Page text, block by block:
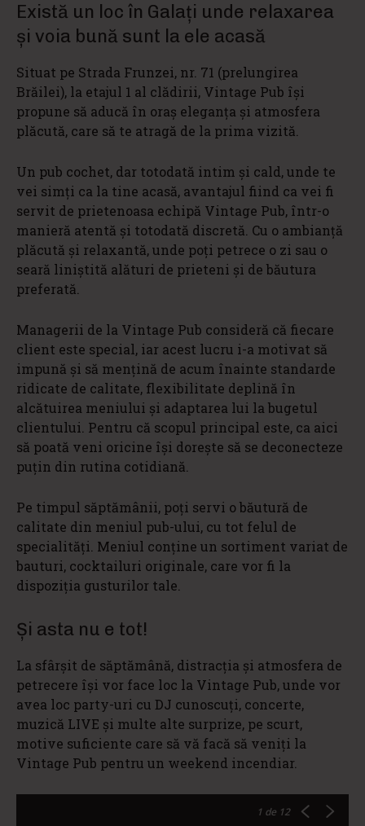
Există un loc în Galați unde relaxarea
și voia bună sunt la ele acasă
Situat pe Strada Frunzei, nr. 71 (prelungirea
Brăilei), la etajul 1 al clădirii, Vintage Pub îşi
propune să aducă în oraș eleganţa şi atmosfera
plăcută, care să te atragă de la prima vizită.
Un pub cochet, dar totodată intim și cald, unde te
vei simți ca la tine acasă, avantajul fiind ca vei fi
servit de prietenoasa echipă Vintage Pub, într-o
manieră atentă și totodată discretă. Cu o ambianță
plăcută și relaxantă, unde poți petrece o zi sau o
seară liniștită alături de prieteni și de băutura
preferată.
Managerii de la Vintage Pub consideră că fiecare
client este special, iar acest lucru i-a motivat să
impună și să mențină de acum înainte standarde
ridicate de calitate, flexibilitate deplină în
alcătuirea meniului și adaptarea lui la bugetul
clientului. Pentru că scopul principal este, ca aici
să poată veni oricine își dorește să se deconecteze
puțin din rutina cotidiană.
Pe timpul săptămânii, poți servi o băutură de
calitate din meniul pub-ului, cu tot felul de
specialități. Meniul conține un sortiment variat de
bauturi, cocktailuri originale, care vor fi la
dispoziția gusturilor tale.
Și asta nu e tot!
La sfârșit de săptămână, distracția și atmosfera de
petrecere își vor face loc la Vintage Pub, unde vor
avea loc party-uri cu DJ cunoscuți, concerte,
muzică LIVE și multe alte surprize, pe scurt,
motive suficiente care să vă facă să veniţi la
Vintage Pub pentru un weekend incendiar.
1 de 12